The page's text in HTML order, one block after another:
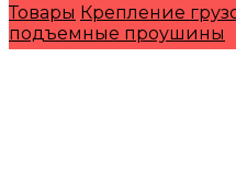
Товары Крепление
подъемные проушины